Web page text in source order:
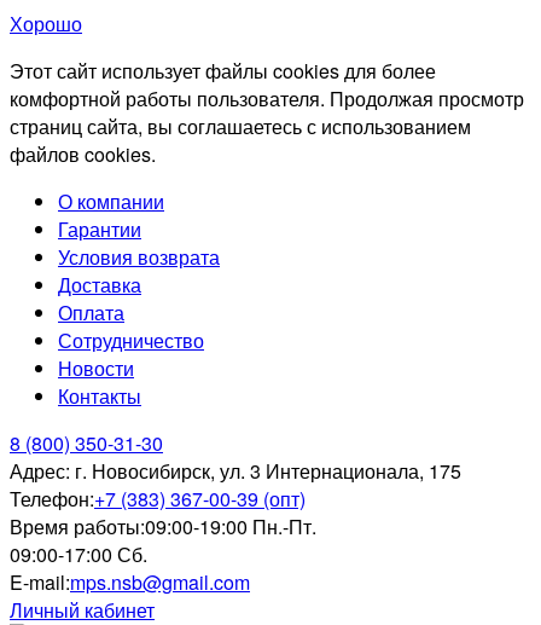
Хорошо
Этот сайт использует файлы cookies для более
комфортной работы пользователя. Продолжая просмотр
страниц сайта, вы соглашаетесь с использованием
файлов cookies.
О компании
Гарантии
Условия возврата
Доставка
Оплата
Сотрудничество
Новости
Контакты
8 (800) 350-31-30
Адрес: г. Новосибирск, ул. 3 Интернационала, 175
Телефон:+7 (383) 367-00-39 (опт)
Время работы:09:00-19:00 Пн.-Пт.
09:00-17:00 Сб.
E-mail:mps.nsb@gmail.com
Личный кабинет